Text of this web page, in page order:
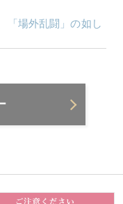
「場外乱闘」の如し